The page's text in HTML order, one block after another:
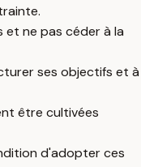
et ne pas céder à la
ses objectifs et à
être cultivées
d'adopter ces